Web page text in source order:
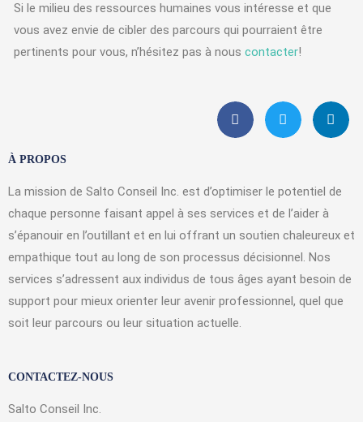
Si le milieu des ressources humaines vous intéresse et que
vous avez envie de cibler des parcours qui pourraient être
pertinents pour vous, n’hésitez pas à nouscontacter!
À PROPOS
La mission de Salto Conseil Inc. est d’optimiser le potentiel de
chaque personne faisant appel à ses services et de l’aider à
s’épanouir en l’outillant et en lui offrant un soutien chaleureux et
empathique tout au long de son processus décisionnel. Nos
services s’adressent aux individus de tous âges ayant besoin de
support pour mieux orienter leur avenir professionnel, quel que
soit leur parcours ou leur situation actuelle.
CONTACTEZ-NOUS
Salto Conseil Inc.